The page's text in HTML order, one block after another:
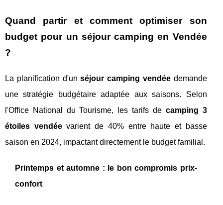
Quand partir et comment optimiser son
budget pour un séjour camping en Vendée
?
La planification d'unséjour camping vendéedemande
une stratégie budgétaire adaptée aux saisons. Selon
l'Office National du Tourisme, les tarifs de camping 3
étoiles vendéevarient de 40% entre haute et basse
saison en 2024, impactant directement le budget familial.
Printemps et automne : le bon compromis prix-
confort